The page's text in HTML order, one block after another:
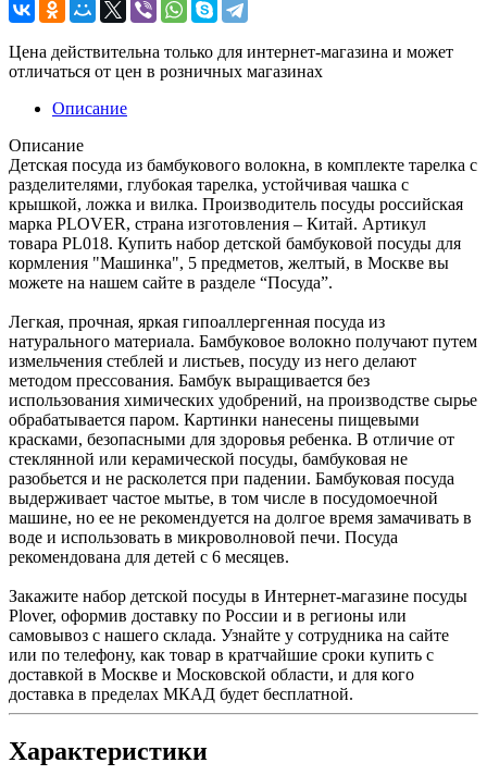
Цена действительна только для интернет-магазина и может
отличаться от цен в розничных магазинах
Описание
Описание
Детская посуда из бамбукового волокна, в комплекте тарелка с
разделителями, глубокая тарелка, устойчивая чашка с
крышкой, ложка и вилка. Производитель посуды российская
марка PLOVER, страна изготовления – Китай. Артикул
товара PL018. Купить набор детской бамбуковой посуды для
кормления "Машинка", 5 предметов, желтый, в Москве вы
можете на нашем сайте в разделе “Посуда”.
Легкая, прочная, яркая гипоаллергенная посуда из
натурального материала. Бамбуковое волокно получают путем
измельчения стеблей и листьев, посуду из него делают
методом прессования. Бамбук выращивается без
использования химических удобрений, на производстве сырье
обрабатывается паром. Картинки нанесены пищевыми
красками, безопасными для здоровья ребенка. В отличие от
стеклянной или керамической посуды, бамбуковая не
разобьется и не расколется при падении. Бамбуковая посуда
выдерживает частое мытье, в том числе в посудомоечной
машине, но ее не рекомендуется на долгое время замачивать в
воде и использовать в микроволновой печи. Посуда
рекомендована для детей с 6 месяцев.
Закажите набор детской посуды в Интернет-магазине посуды
Plover, оформив доставку по России и в регионы или
самовывоз с нашего склада. Узнайте у сотрудника на сайте
или по телефону, как товар в кратчайшие сроки купить с
доставкой в Москве и Московской области, и для кого
доставка в пределах МКАД будет бесплатной.
Характеристики